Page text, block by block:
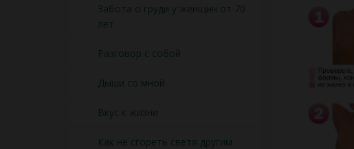
Забота о груди у женщин от 70
лет
Разговор с собой
Дыши со мной
Вкус к жизни
Как не сгореть светя другим